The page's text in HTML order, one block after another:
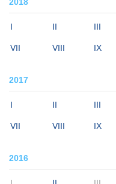
I II III
VII VIII IX
2017
I II III
VII VIII IX
2016